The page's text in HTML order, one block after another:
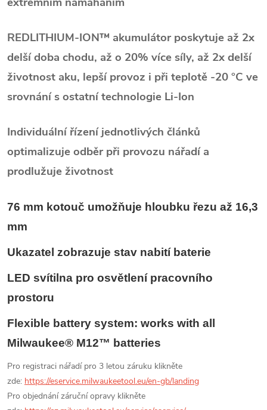
REDLITHIUM-ION™ akumulátor poskytuje až 2x
delší doba chodu, až o 20% více síly, až 2x delší
životnost aku, lepší provoz i při teplotě -20 °C ve
srovnání s ostatní technologie Li-Ion
Individuální řízení jednotlivých článků
optimalizuje odběr při provozu nářadí a
prodlužuje životnost
76 mm kotouč umožňuje hloubku řezu až 16,3
mm
Ukazatel zobrazuje stav nabití baterie
LED svítilna pro osvětlení pracovního
prostoru
Flexible battery system: works with all
Milwaukee® M12™ batteries
Pro registraci nářadí pro 3 letou záruku klikněte
zde: https://eservice.milwaukeetool.eu/en-gb/landing
Pro objednání záruční opravy klikněte